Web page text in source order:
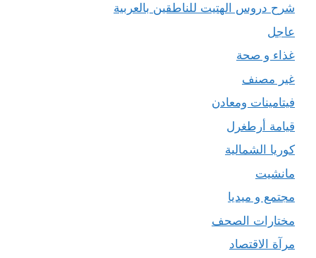
شرح دروس الهتيت للناطقين بالعربية
عاجل
غذاء و صحة
غير مصنف
فيتامينات ومعادن
قيامة أرطغرل
كوريا الشمالية
مانشيت
مجتمع و ميديا
مختارات الصحف
مرآة الاقتصاد